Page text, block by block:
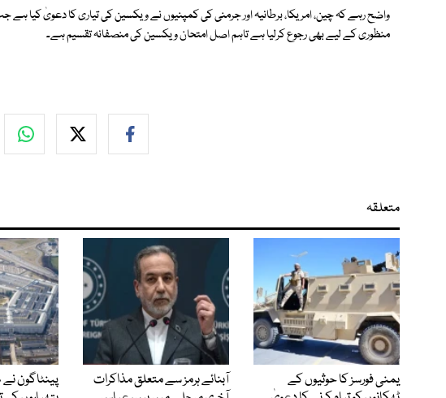
واضح رہے کہ چین، امریکا، برطانیہ اور جرمنی کی کمپنیوں نے ویکسین کی تیاری کا دعویٰ کیا ہے
منظوری کے لیے بھی رجوع کرلیا ہے تاہم اصل امتحان ویکسین کی منصفانہ تقسیم ہے۔
متعلقہ
یمنی فورسز کا حوثیوں کے
آبنائے ہرمز سے متعلق مذاکرات
پینٹاگون